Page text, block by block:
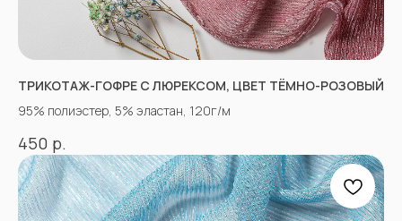
ТРИКОТАЖ-ГОФРЕ С ЛЮРЕКСОМ, ЦВЕТ ТЁМНО-РОЗОВЫЙ
95% полиэстер, 5% эластан, 120г/м
450 р.
Оптово-розничный
магазин тканей
@ 2026
ИП Вакульчик Мария Олеговна
ОГРН 322265100088534
ИНН 262609965884
*